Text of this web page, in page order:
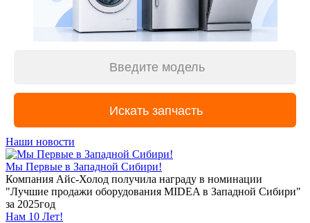
Наши новости
Мы Первые в Западной Сибири!
Компания Айс-Холод получила награду в номинации
"Лучшие продажи оборудования MIDEA в Западной Сибири"
за 2025год
Нам 10 Лет!